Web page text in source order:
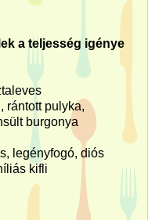
a teljesség igénye
rántott pulyka,
burgonya
legényfogó, diós
kifli